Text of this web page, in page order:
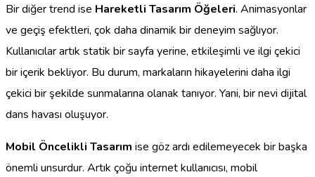
Bir diğer trend ise Hareketli Tasarım Öğeleri. Animasyonlar
ve geçiş efektleri, çok daha dinamik bir deneyim sağlıyor.
Kullanıcılar artık statik bir sayfa yerine, etkileşimli ve ilgi çekici
bir içerik bekliyor. Bu durum, markaların hikayelerini daha ilgi
çekici bir şekilde sunmalarına olanak tanıyor. Yani, bir nevi dijital
dans havası oluşuyor.
Mobil Öncelikli Tasarım ise göz ardı edilemeyecek bir başka
önemli unsurdur. Artık çoğu internet kullanıcısı, mobil